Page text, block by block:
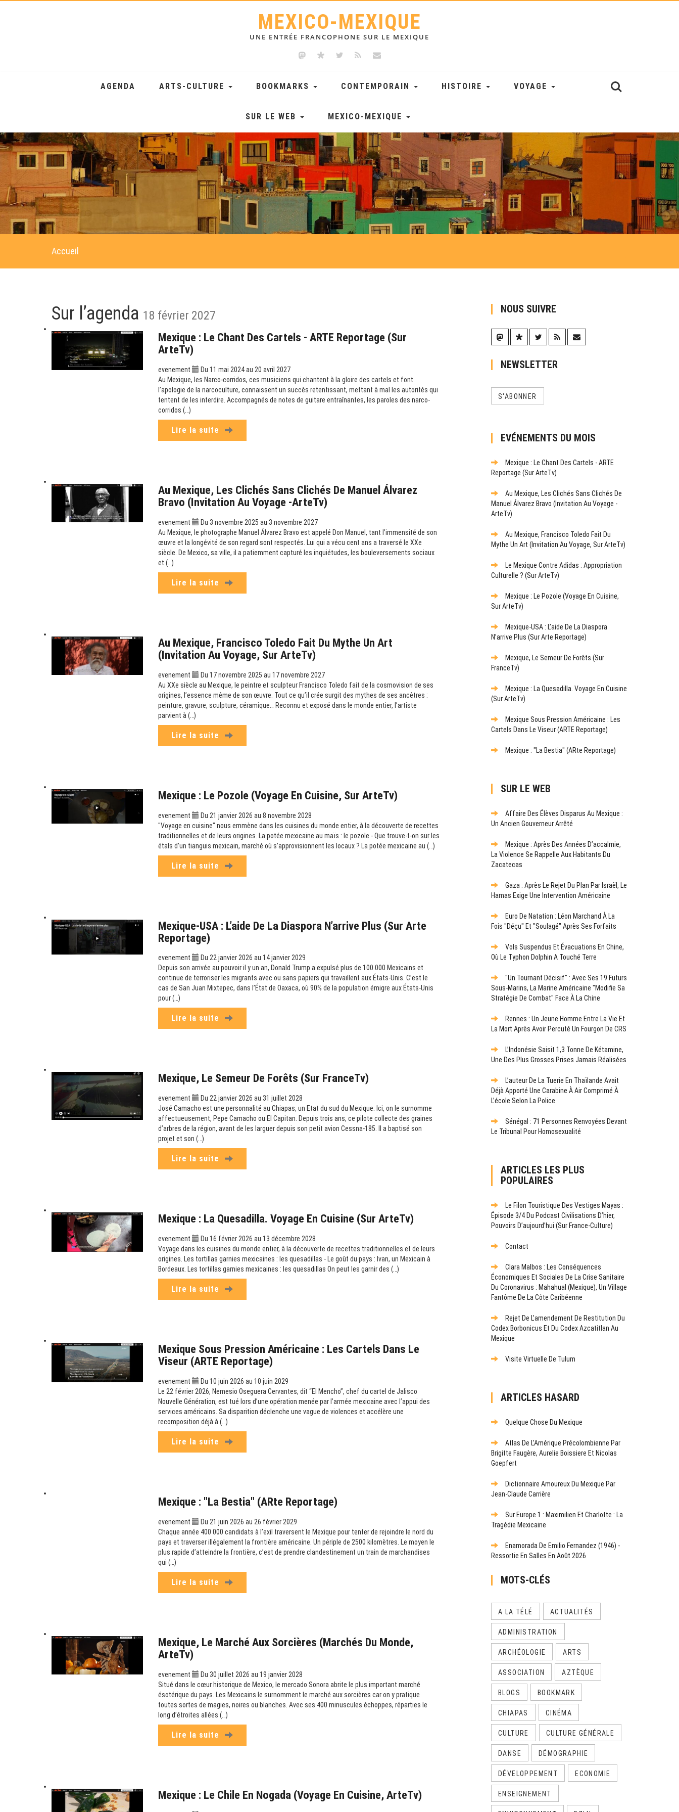
MEXICO-MEXIQUE
UNE ENTRÉE FRANCOPHONE SUR LE MEXIQUE
AGENDA ARTS-CULTURE BOOKMARKS CONTEMPORAIN HISTOIRE VOYAGE
SUR LE WEB MEXICO-MEXIQUE
Accueil
Sur l’agenda 18 février 2027
Mexique : Le Chant Des Cartels - ARTE Reportage (sur
ArteTv)
evenement
Du 11 mai 2024 au 20 avril 2027
Au Mexique, les Narco-corridos, ces musiciens qui chantent à la gloire des cartels et font
l’apologie de la narcoculture, connaissent un succès retentissant, mettant à mal les autorités qui
tentent de les interdire. Accompagnés de notes de guitare entraînantes, les paroles des narco-
corridos (…)
Lire la suite
Au Mexique, Les Clichés Sans Clichés De Manuel Álvarez
Bravo (Invitation Au Voyage -ArteTv)
evenement
Du 3 novembre 2025 au 3 novembre 2027
Au Mexique, le photographe Manuel Álvarez Bravo est appelé Don Manuel, tant l’immensité de son
œuvre et la longévité de son regard sont respectés. Lui qui a vécu cent ans a traversé le XXe
siècle. De Mexico, sa ville, il a patiemment capturé les inquiétudes, les bouleversements sociaux
et (…)
Lire la suite
Au Mexique, Francisco Toledo Fait Du Mythe Un Art
(Invitation Au Voyage, Sur ArteTv)
evenement
Du 17 novembre 2025 au 17 novembre 2027
Au XXe siècle au Mexique, le peintre et sculpteur Francisco Toledo fait de la cosmovision de ses
origines, l’essence même de son œuvre. Tout ce qu’il crée surgit des mythes de ses ancêtres :
peinture, gravure, sculpture, céramique… Reconnu et exposé dans le monde entier, l’artiste
parvient à (…)
Lire la suite
Mexique : Le Pozole (Voyage En Cuisine, Sur ArteTv)
evenement
Du 21 janvier 2026 au 8 novembre 2028
"Voyage en cuisine" nous emmène dans les cuisines du monde entier, à la découverte de recettes
traditionnelles et de leurs origines. La potée mexicaine au maïs : le pozole - Que trouve-t-on sur les
étals d’un tianguis mexicain, marché où s’approvisionnent les locaux ? La potée mexicaine au (…)
Lire la suite
Mexique-USA : L’aide De La Diaspora N’arrive Plus (sur Arte
Reportage)
evenement
Du 22 janvier 2026 au 14 janvier 2029
Depuis son arrivée au pouvoir il y un an, Donald Trump a expulsé plus de 100.000 Mexicains et
continue de terroriser les migrants avec ou sans papiers qui travaillent aux États-Unis. C’est le
cas de San Juan Mixtepec, dans l’État de Oaxaca, où 90% de la population émigre aux États-Unis
pour (…)
Lire la suite
Mexique, Le Semeur De Forêts (sur FranceTv)
evenement
Du 22 janvier 2026 au 31 juillet 2028
José Camacho est une personnalité au Chiapas, un Etat du sud du Mexique. Ici, on le surnomme
affectueusement, Pepe Camacho ou El Capitan. Depuis trois ans, ce pilote collecte des graines
d’arbres de la région, avant de les larguer depuis son petit avion Cessna-185. Il a baptisé son
projet et son (…)
Lire la suite
Mexique : La Quesadilla. Voyage En Cuisine (sur ArteTv)
evenement
Du 16 février 2026 au 13 décembre 2028
Voyage dans les cuisines du monde entier, à la découverte de recettes traditionnelles et de leurs
origines. Les tortillas garnies mexicaines : les quesadillas - Le goût du pays : Ivan, un Mexicain à
Bordeaux. Les tortillas garnies mexicaines : les quesadillas On peut les garnir des (…)
Lire la suite
Mexique Sous Pression Américaine : Les Cartels Dans Le
Viseur (ARTE Reportage)
evenement
Du 10 juin 2026 au 10 juin 2029
Le 22 février 2026, Nemesio Oseguera Cervantes, dit “El Mencho”, chef du cartel de Jalisco
Nouvelle Génération, est tué lors d’une opération menée par l’armée mexicaine avec l’appui des
services américains. Sa disparition déclenche une vague de violences et accélère une
recomposition déjà à (…)
Lire la suite
Mexique : "La Bestia" (ARte Reportage)
evenement
Du 21 juin 2026 au 26 février 2029
Chaque année 400 000 candidats à l’exil traversent le Mexique pour tenter de rejoindre le nord du
pays et traverser illégalement la frontière américaine. Un périple de 2500 kilomètres. Le moyen le
plus rapide d’atteindre la frontière, c’est de prendre clandestinement un train de marchandises
qui (…)
Lire la suite
Mexique, Le Marché Aux Sorcières (Marchés Du Monde,
ArteTv)
evenement
Du 30 juillet 2026 au 19 janvier 2028
Situé dans le cœur historique de Mexico, le mercado Sonora abrite le plus important marché
ésotérique du pays. Les Mexicains le surnomment le marché aux sorcières car on y pratique
toutes sortes de magies, noires ou blanches. Avec ses 400 minuscules échoppes, réparties le
long d’étroites allées (…)
Lire la suite
Mexique : Le Chile En Nogada (Voyage En Cuisine, ArteTv)
NOUS SUIVRE
NEWSLETTER
S'ABONNER
EVÉNEMENTS DU MOIS
Mexique : Le Chant Des Cartels - ARTE
Reportage (sur ArteTv)
Au Mexique, Les Clichés Sans Clichés De
Manuel Álvarez Bravo (Invitation Au Voyage -
ArteTv)
Au Mexique, Francisco Toledo Fait Du
Mythe Un Art (Invitation Au Voyage, Sur ArteTv)
Le Mexique Contre Adidas : Appropriation
Culturelle ? (sur ArteTv)
Mexique : Le Pozole (Voyage En Cuisine,
Sur ArteTv)
Mexique-USA : L’aide De La Diaspora
N’arrive Plus (sur Arte Reportage)
Mexique, Le Semeur De Forêts (sur
FranceTv)
Mexique : La Quesadilla. Voyage En Cuisine
(sur ArteTv)
Mexique Sous Pression Américaine : Les
Cartels Dans Le Viseur (ARTE Reportage)
Mexique : "La Bestia" (ARte Reportage)
SUR LE WEB
Affaire Des Élèves Disparus Au Mexique :
Un Ancien Gouverneur Arrêté
Mexique : Après Des Années D’accalmie,
La Violence Se Rappelle Aux Habitants Du
Zacatecas
Gaza : Après Le Rejet Du Plan Par Israël, Le
Hamas Exige Une Intervention Américaine
Euro De Natation : Léon Marchand À La
Fois "déçu" Et "soulagé" Après Ses Forfaits
Vols Suspendus Et Évacuations En Chine,
Où Le Typhon Dolphin A Touché Terre
"Un Tournant Décisif" : Avec Ses 19 Futurs
Sous-Marins, La Marine Américaine "modifie Sa
Stratégie De Combat" Face À La Chine
Rennes : Un Jeune Homme Entre La Vie Et
La Mort Après Avoir Percuté Un Fourgon De CRS
L’Indonésie Saisit 1,3 Tonne De Kétamine,
Une Des Plus Grosses Prises Jamais Réalisées
L’auteur De La Tuerie En Thaïlande Avait
Déjà Apporté Une Carabine À Air Comprimé À
L’école Selon La Police
Sénégal : 71 Personnes Renvoyées Devant
Le Tribunal Pour Homosexualité
ARTICLES LES PLUS
POPULAIRES
Le Filon Touristique Des Vestiges Mayas :
Épisode 3/4 Du Podcast Civilisations D’hier,
Pouvoirs D’aujourd’hui (sur France-Culture)
Contact
Clara Malbos : Les Conséquences
Économiques Et Sociales De La Crise Sanitaire
Du Coronavirus : Mahahual (Mexique), Un Village
Fantôme De La Côte Caribéenne
Rejet De L’amendement De Restitution Du
Codex Borbonicus Et Du Codex Azcatitlan Au
Mexique
Visite Virtuelle De Tulum
ARTICLES HASARD
Quelque Chose Du Mexique
Atlas De L’Amérique Précolombienne Par
Brigitte Faugère, Aurelie Boissiere Et Nicolas
Goepfert
Dictionnaire Amoureux Du Mexique Par
Jean-Claude Carrière
Sur Europe 1 : Maximilien Et Charlotte : La
Tragédie Mexicaine
Enamorada De Emilio Fernandez (1946) -
Ressortie En Salles En Août 2026
MOTS-CLÉS
A LA TÉLÉ ACTUALITÉS
ADMINISTRATION
ARCHÉOLOGIE ARTS
ASSOCIATION AZTÈQUE
BLOGS BOOKMARK
CHIAPAS CINÉMA
CULTURE CULTURE GÉNÉRALE
DANSE DÉMOGRAPHIE
DÉVELOPPEMENT ECONOMIE
ENSEIGNEMENT